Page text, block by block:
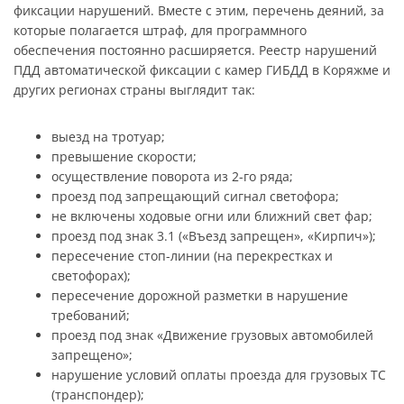
фиксации нарушений. Вместе с этим, перечень деяний, за
которые полагается штраф, для программного
обеспечения постоянно расширяется. Реестр нарушений
ПДД автоматической фиксации с камер ГИБДД в Коряжме и
других регионах страны выглядит так:
выезд на тротуар;
превышение скорости;
осуществление поворота из 2-го ряда;
проезд под запрещающий сигнал светофора;
не включены ходовые огни или ближний свет фар;
проезд под знак 3.1 («Въезд запрещен», «Кирпич»);
пересечение стоп-линии (на перекрестках и
светофорах);
пересечение дорожной разметки в нарушение
требований;
проезд под знак «Движение грузовых автомобилей
запрещено»;
нарушение условий оплаты проезда для грузовых ТС
(транспондер);